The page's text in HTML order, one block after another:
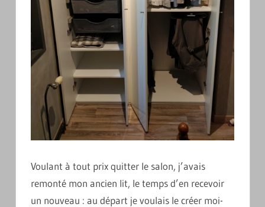
Voulant à tout prix quitter le salon, j’avais
remonté mon ancien lit, le temps d’en recevoir
un nouveau : au départ je voulais le créer moi-